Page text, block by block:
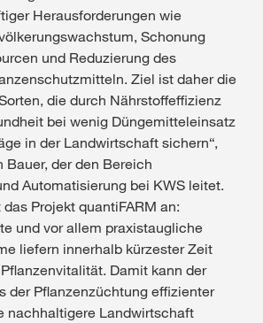
Herausforderungen wie
Schonung
und Reduzierung des
Ziel ist daher die
die durch Nährstoffeffizienz
bei wenig Düngemitteleinsatz
in der Landwirtschaft sichern“,
Bauer, der den Bereich
Automatisierung bei KWS leitet.
Projekt quantiFARM an:
und vor allem praxistaugliche
liefern innerhalb kürzester Zeit
Damit kann der
der Pflanzenzüchtung effizienter
nachhaltigere Landwirtschaft